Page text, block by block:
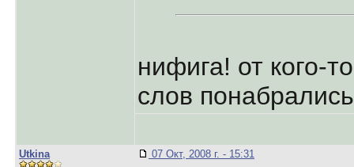
нифига! от кого-
слов понабрались
Utkina 07 Окт, 2008 г. - 15:31